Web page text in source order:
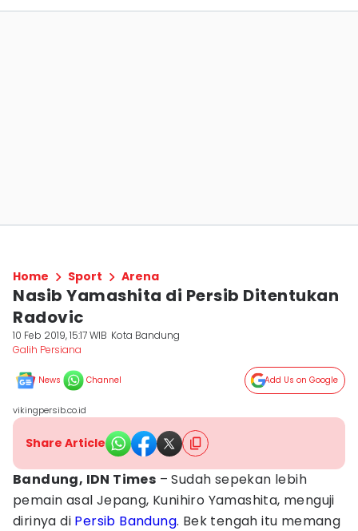
Home Sport Arena
Nasib Yamashita di Persib Ditentukan
Radovic
10 Feb 2019, 15:17 WIB Kota Bandung
Galih Persiana
News Channel Add Us on Google
vikingpersib.co.id
Share Article
Bandung, IDN Times – Sudah sepekan lebih
pemain asal Jepang, Kunihiro Yamashita, menguji
dirinya di Persib Bandung. Bek tengah itu memang